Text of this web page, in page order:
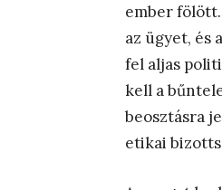
ember
az ügyet, és
fel aljas
kell a
beosztásra
etikai